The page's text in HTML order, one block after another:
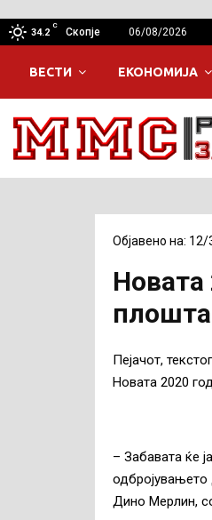
34.2
C
Скопје 06/08/2026
ВЕСТИ ЕКОНОМИЈА
Објавено на:
Пејачот,
Новата 2020
– Забавата ќе
одбројувањето
Дино Мерлин,